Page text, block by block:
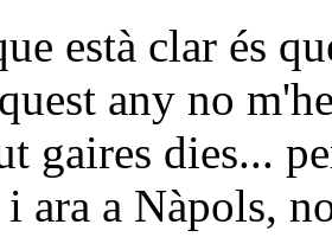
està clar és
any no
gaires dies...
ara a Nàpols,